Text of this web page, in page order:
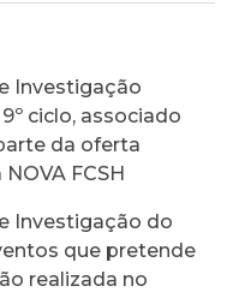
Investigação
ciclo, associado
da oferta
FCSH
Investigação do
que pretende
realizada no